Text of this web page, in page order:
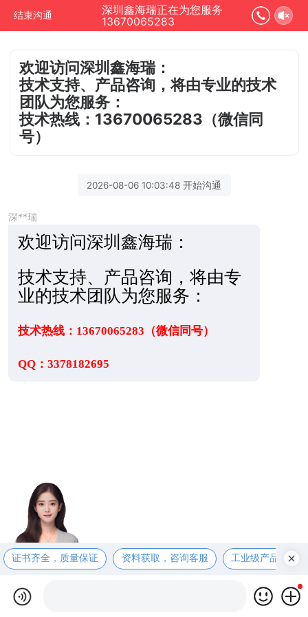
结束沟通
深圳鑫海瑞正在为您服务
13670065283
欢迎访问深圳鑫海瑞：
技术支持、产品咨询，将由专业的技术
团队为您服务：
技术热线：13670065283（微信同
号）
2026-08-06 10:03:48 开始沟通
深**瑞
欢迎访问深圳鑫海瑞：
技术支持、产品咨询，将由专
业的技术团队为您服务：
技术热线：13670065283（微信同号）
QQ：3378182695
证书齐全，质量保证 资料获取，咨询客服 工业级产品，售